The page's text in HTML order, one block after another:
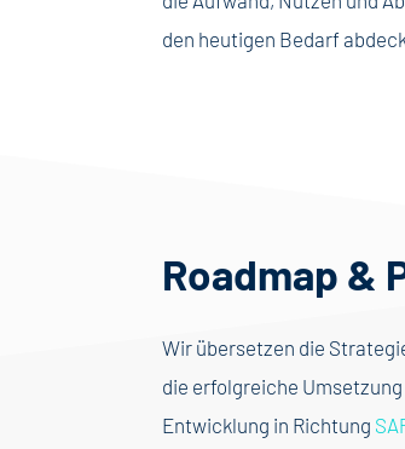
den heutigen Bedarf
Roadmap &
Wir übersetzen die
die erfolgreiche
Entwicklung in Richtung